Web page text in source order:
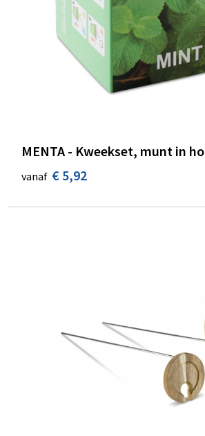
MENTA - Kweekset, munt in
vanaf € 5,92